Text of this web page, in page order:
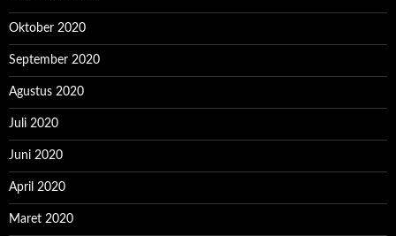
Oktober 2020
September 2020
Agustus 2020
Juli 2020
Juni 2020
April 2020
Maret 2020